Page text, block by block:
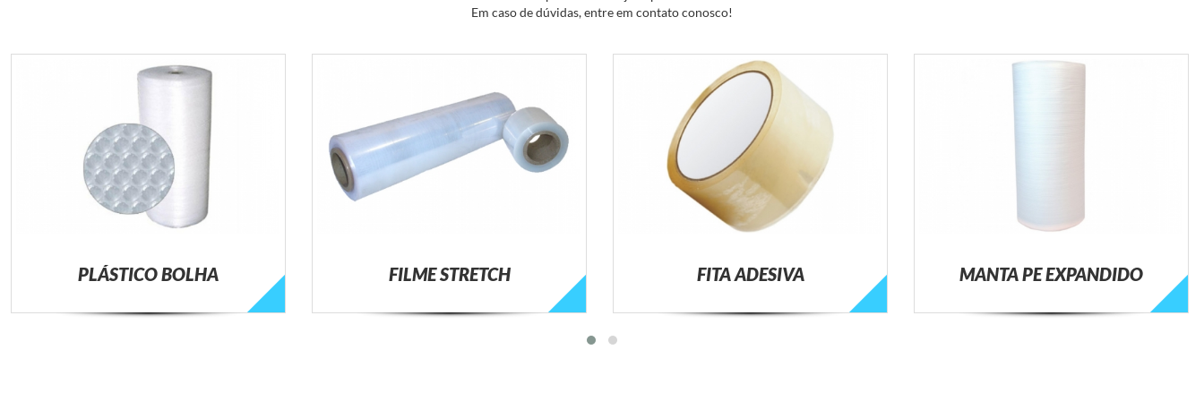
Em caso de dúvidas, entre em contato conosco!
PLÁSTICO BOLHA FILME STRETCH FITA ADESIVA MANTA PE EXPANDIDO